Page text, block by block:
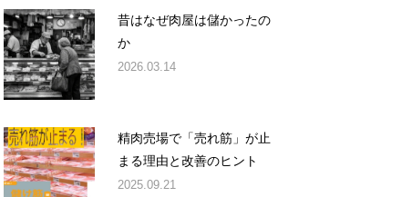
昔はなぜ肉屋は儲かったの
か
2026.03.14
精肉売場で「売れ筋」が止
まる理由と改善のヒント
2025.09.21